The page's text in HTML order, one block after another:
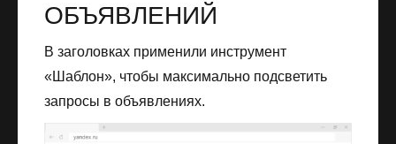
ОБЪЯВЛЕНИЙ
В заголовках применили инструмент
«Шаблон», чтобы максимально подсветить
запросы в объявлениях.